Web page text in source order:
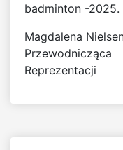
badminton -2025.
Magdalena
Reprezentacji